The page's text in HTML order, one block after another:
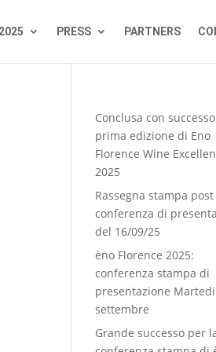
PRESS PARTNERS
Conclusa con
prima edizione di Eno
Florence Wine
2025
Rassegna stampa post
conferenza di
del 16/09/25
èno Florence 2025:
conferenza stampa di
presentazione
settembre
Grande successo per